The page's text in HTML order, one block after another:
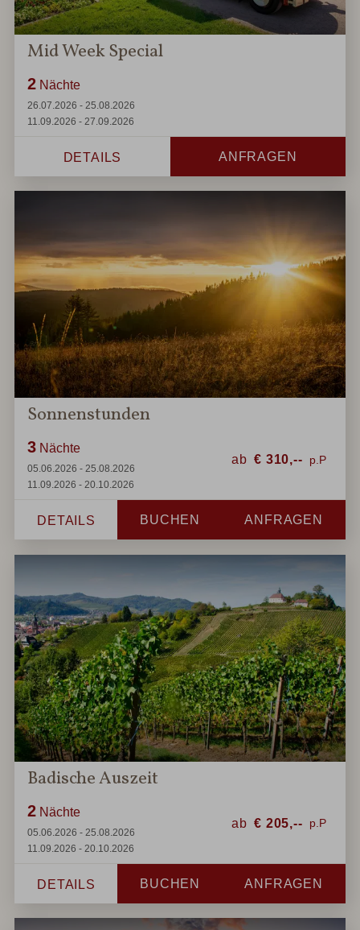
Mid Week Special
2 Nächte
26.07.2026 - 25.08.2026
11.09.2026 - 27.09.2026
DETAILS ANFRAGEN
Sonnenstunden
3 Nächte
05.06.2026 - 25.08.2026
11.09.2026 - 20.10.2026
ab € 310,--
DETAILS BUCHEN ANFRAGEN
Badische Auszeit
2 Nächte
05.06.2026 - 25.08.2026
11.09.2026 - 20.10.2026
ab € 205,--
DETAILS BUCHEN ANFRAGEN